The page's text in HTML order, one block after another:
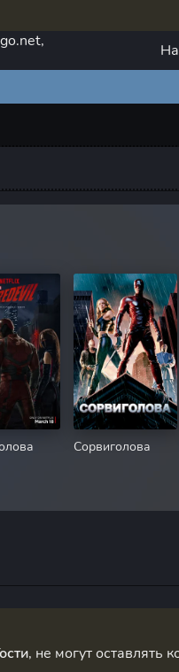
Сорвиголова
, не могут оставлять